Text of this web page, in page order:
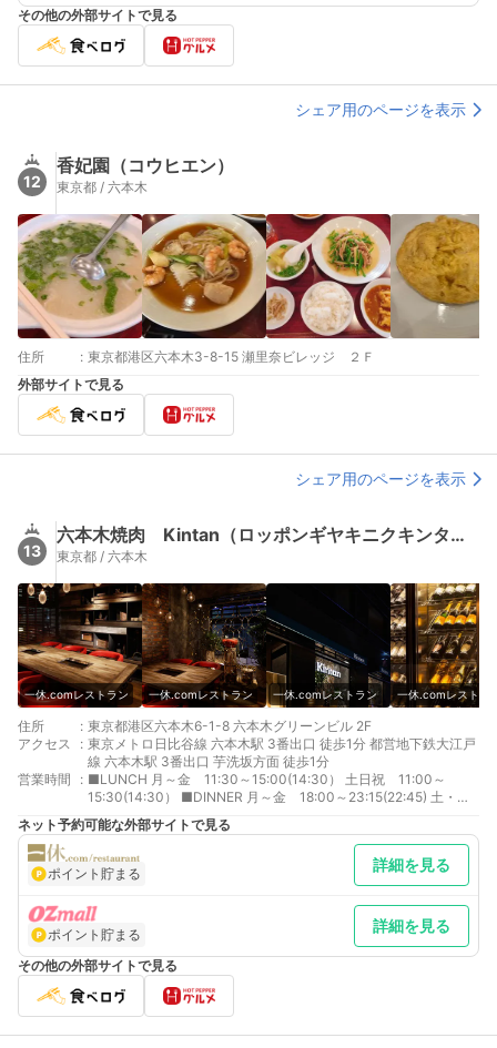
その他の外部サイトで見る
シェア用のページを表示
12
香妃園（コウヒエン）
東京都 / 六本木
住所 : 東京都港区六本木3-8-15 瀬里奈ビレッジ ２Ｆ
外部サイトで見る
シェア用のページを表示
13
六本木焼肉 Kintan（ロッポンギヤキニクキンタン）
東京都 / 六本木
一休.comレストラン 一休.comレストラン 一休.comレストラン 一休.comレストラ
住所 : 東京都港区六本木6-1-8 六本木グリーンビル 2F
アクセス
: 東京メトロ日比谷線 六本木駅 3番出口 徒歩1分 都営地下鉄大江戸
線 六本木駅 3番出口 芋洗坂方面 徒歩1分
営業時間
: ■LUNCH 月～金 11:30～15:00(14:30） 土日祝 11:00～
15:30(14:30） ■DINNER 月～金 18:00～23:15(22:45) 土・
祝 17:00～23:15(22:45) 日 17:00～22:00(21:30)
ネット予約可能な外部サイトで見る
ポイント貯まる 詳細を見る
ポイント貯まる 詳細を見る
その他の外部サイトで見る